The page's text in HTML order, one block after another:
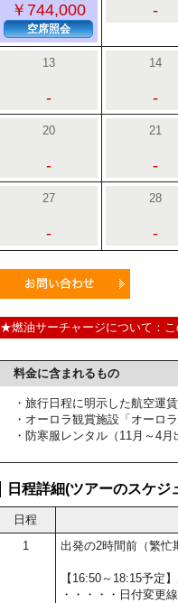
￥744,000
空席照会
-
13
-
14
-
20
-
21
-
27
-
28
-
★燃油サーチャージについて：こ
料金に含まれるもの
・旅行日程に明示した航空運
・オーロラ観賞施設「オーロ
・防寒服レンタル（11月～4月
日程詳細(ツアーのスケジ
日程
1
出発の2時間前（繁忙
【16:50～18:15予定
・・・・・日付変更